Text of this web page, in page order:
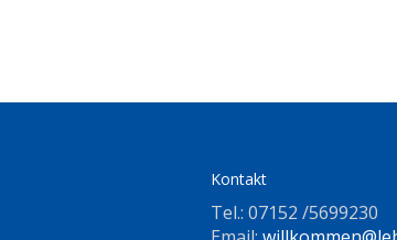
Kontakt
Tel.: 07152 /5699230